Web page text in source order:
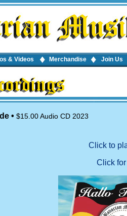
& Videos Merchandise Join Us
• $15.00 Audio CD 2023